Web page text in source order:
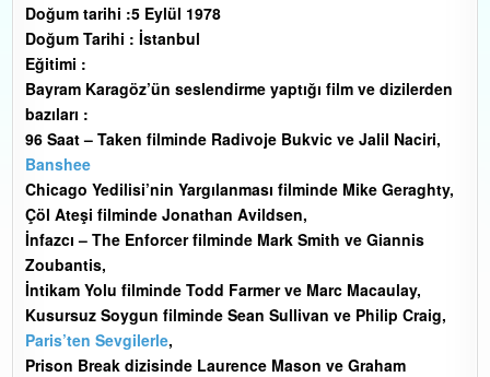
Doğum tarihi :5 Eylül 1978
Doğum Tarihi : İstanbul
Eğitimi :
Bayram Karagöz’ün seslendirme yaptığı film ve dizilerden
bazıları :
96 Saat – Taken filminde Radivoje Bukvic ve Jalil Naciri,
Banshee
Chicago Yedilisi’nin Yargılanması filminde Mike Geraghty,
Çöl Ateşi filminde Jonathan Avildsen,
İnfazcı – The Enforcer filminde Mark Smith ve Giannis
Zoubantis,
İntikam Yolu filminde Todd Farmer ve Marc Macaulay,
Kusursuz Soygun filminde Sean Sullivan ve Philip Craig,
Paris’ten Sevgilerle,
Prison Break dizisinde Laurence Mason ve Graham